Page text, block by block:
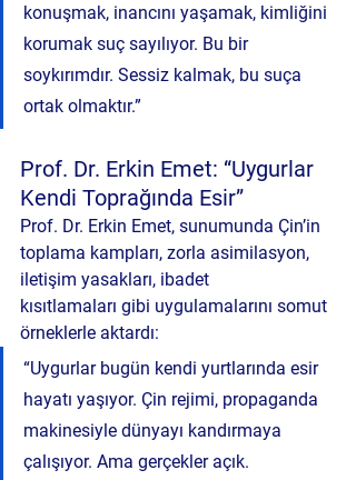
konuşmak, inancını yaşamak, kimliğini
korumak suç sayılıyor. Bu bir
soykırımdır. Sessiz kalmak, bu suça
ortak olmaktır.”
Prof. Dr. Erkin Emet: “Uygurlar
Kendi Toprağında Esir”
Prof. Dr. Erkin Emet, sunumunda Çin’in
toplama kampları, zorla asimilasyon,
iletişim yasakları, ibadet
kısıtlamaları gibi uygulamalarını somut
örneklerle aktardı:
“Uygurlar bugün kendi yurtlarında esir
hayatı yaşıyor. Çin rejimi, propaganda
makinesiyle dünyayı kandırmaya
çalışıyor. Ama gerçekler açık.